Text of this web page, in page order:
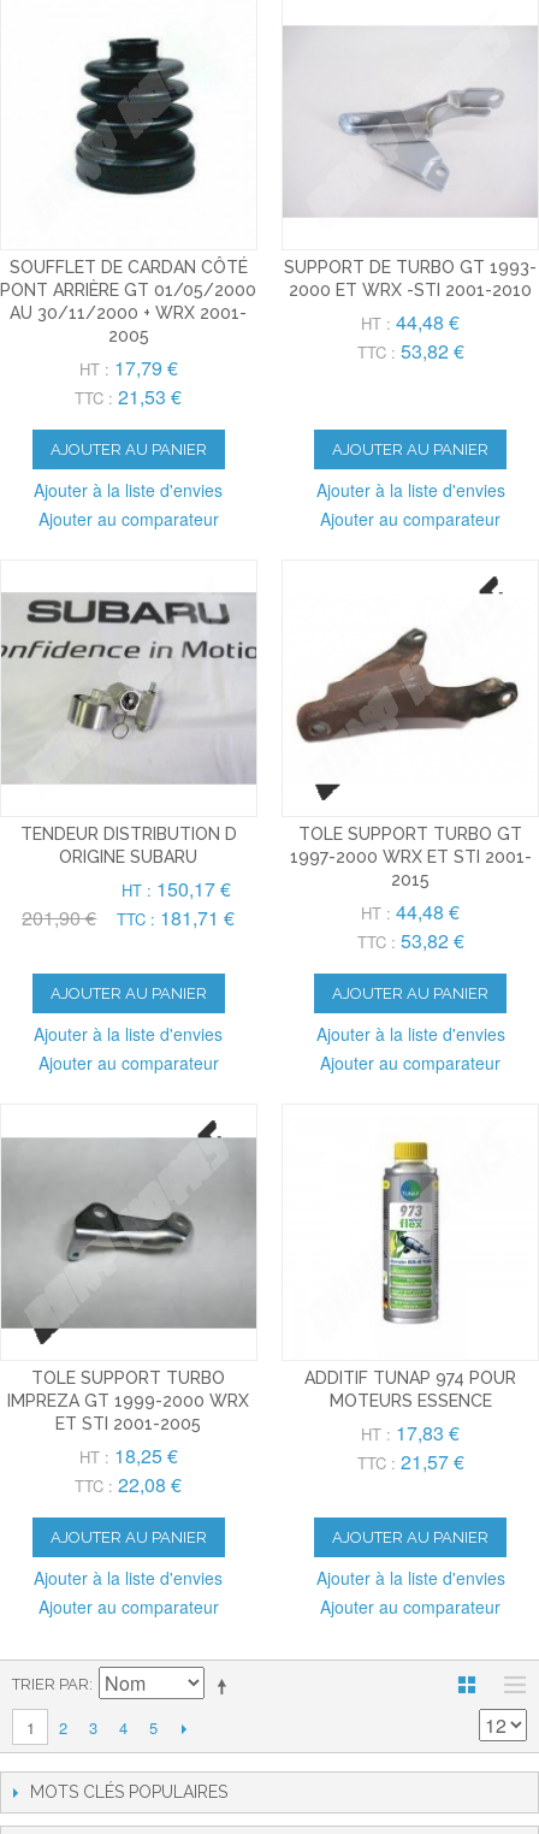
SOUFFLET DE CARDAN CÔTÉ
PONT ARRIÈRE GT 01/05/2000
AU 30/11/2000 + WRX 2001-
2005
HT : 17,79 €
TTC : 21,53 €
AJOUTER AU PANIER
Ajouter à la liste d'envies
Ajouter au comparateur
SUPPORT DE TURBO GT 1993-
2000 ET WRX -STI 2001-2010
HT : 44,48 €
TTC : 53,82 €
AJOUTER AU PANIER
Ajouter à la liste d'envies
Ajouter au comparateur
TENDEUR DISTRIBUTION D
ORIGINE SUBARU
201,90 €
HT : 150,17 €
TTC : 181,71 €
AJOUTER AU PANIER
Ajouter à la liste d'envies
Ajouter au comparateur
TOLE SUPPORT TURBO GT
1997-2000 WRX ET STI 2001-
2015
HT : 44,48 €
TTC : 53,82 €
AJOUTER AU PANIER
Ajouter à la liste d'envies
Ajouter au comparateur
TOLE SUPPORT TURBO
IMPREZA GT 1999-2000 WRX
ET STI 2001-2005
HT : 18,25 €
TTC : 22,08 €
AJOUTER AU PANIER
Ajouter à la liste d'envies
Ajouter au comparateur
ADDITIF TUNAP 974 POUR
MOTEURS ESSENCE
HT : 17,83 €
TTC : 21,57 €
AJOUTER AU PANIER
Ajouter à la liste d'envies
Ajouter au comparateur
TRIER PAR
1 2 3 4 5
MOTS CLÉS POPULAIRES